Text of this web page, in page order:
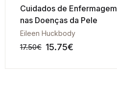
Cuidados de Enfermagem
nas Doenças da Pele
Eileen Huckbody
17.50€ 15.75€